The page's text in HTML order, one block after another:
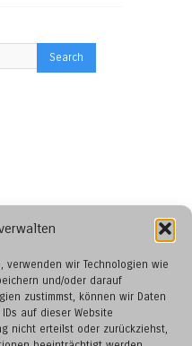
verwenden wir Technologien wie
und/oder darauf
zustimmst, können wir Daten
auf dieser Website
nicht erteilst oder zurückziehst,